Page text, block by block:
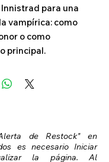
para una
vampírica: como
o como
principal.
de Restock" en
es necesario Iniciar
la página. Al